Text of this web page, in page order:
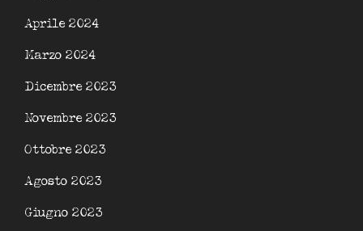
Aprile 2024
Marzo 2024
Dicembre 2023
Novembre 2023
Ottobre 2023
Agosto 2023
Giugno 2023